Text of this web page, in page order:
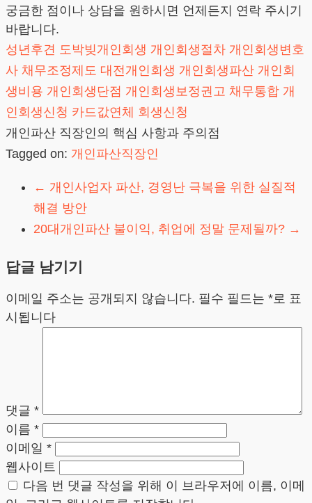
궁금한 점이나 상담을 원하시면 언제든지 연락 주시기
바랍니다.
성년후견 도박빚개인회생 개인회생절차 개인회생변호
사 채무조정제도 대전개인회생 개인회생파산 개인회
생비용 개인회생단점 개인회생보정권고 채무통합 개
인회생신청 카드값연체
회생신청
개인파산 직장인의 핵심 사항과 주의점
Tagged on: 개인파산직장인
← 개인사업자 파산, 경영난 극복을 위한 실질적
해결 방안
20대개인파산 불이익, 취업에 정말 문제될까? →
답글 남기기
이메일 주소는 공개되지 않습니다. 필수 필드는 *로 표
시됩니다
댓글 *
이름 *
이메일 *
웹사이트
다음 번 댓글 작성을 위해 이 브라우저에 이름, 이메